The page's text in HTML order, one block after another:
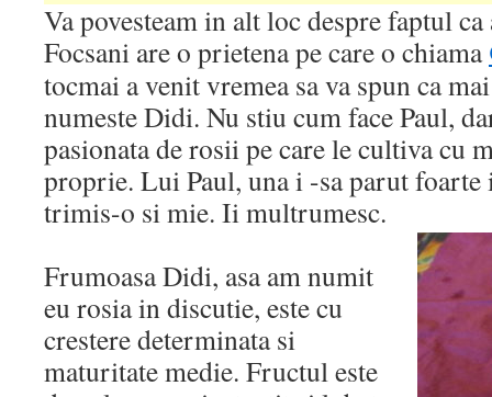
Va povesteam in alt loc despre faptul
Focsani are o prietena pe care o chiama
tocmai a venit vremea sa va spun ca
numeste Didi. Nu stiu cum face Paul,
pasionata de rosii pe care le cultiva cu
proprie. Lui Paul, una i -sa parut foarte
trimis-o si mie. Ii multrumesc.
Frumoasa Didi, asa am numit
eu rosia in discutie, este cu
crestere determinata si
maturitate medie. Fructul este